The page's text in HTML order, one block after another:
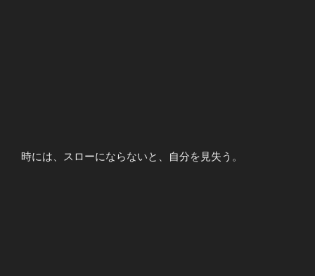
時には、スローにならないと、自分を見失う。